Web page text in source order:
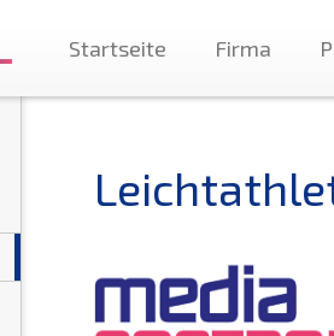
Startseite Firma